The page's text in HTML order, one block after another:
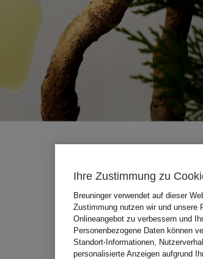
Ihre Zustimmung zu
Breuninger verwendet auf dieser
Zustimmung nutzen wir und unsere
Onlineangebot zu verbessern und
Personenbezogene Daten können
Standort-Informationen,
personalisierte Anzeigen aufgrund